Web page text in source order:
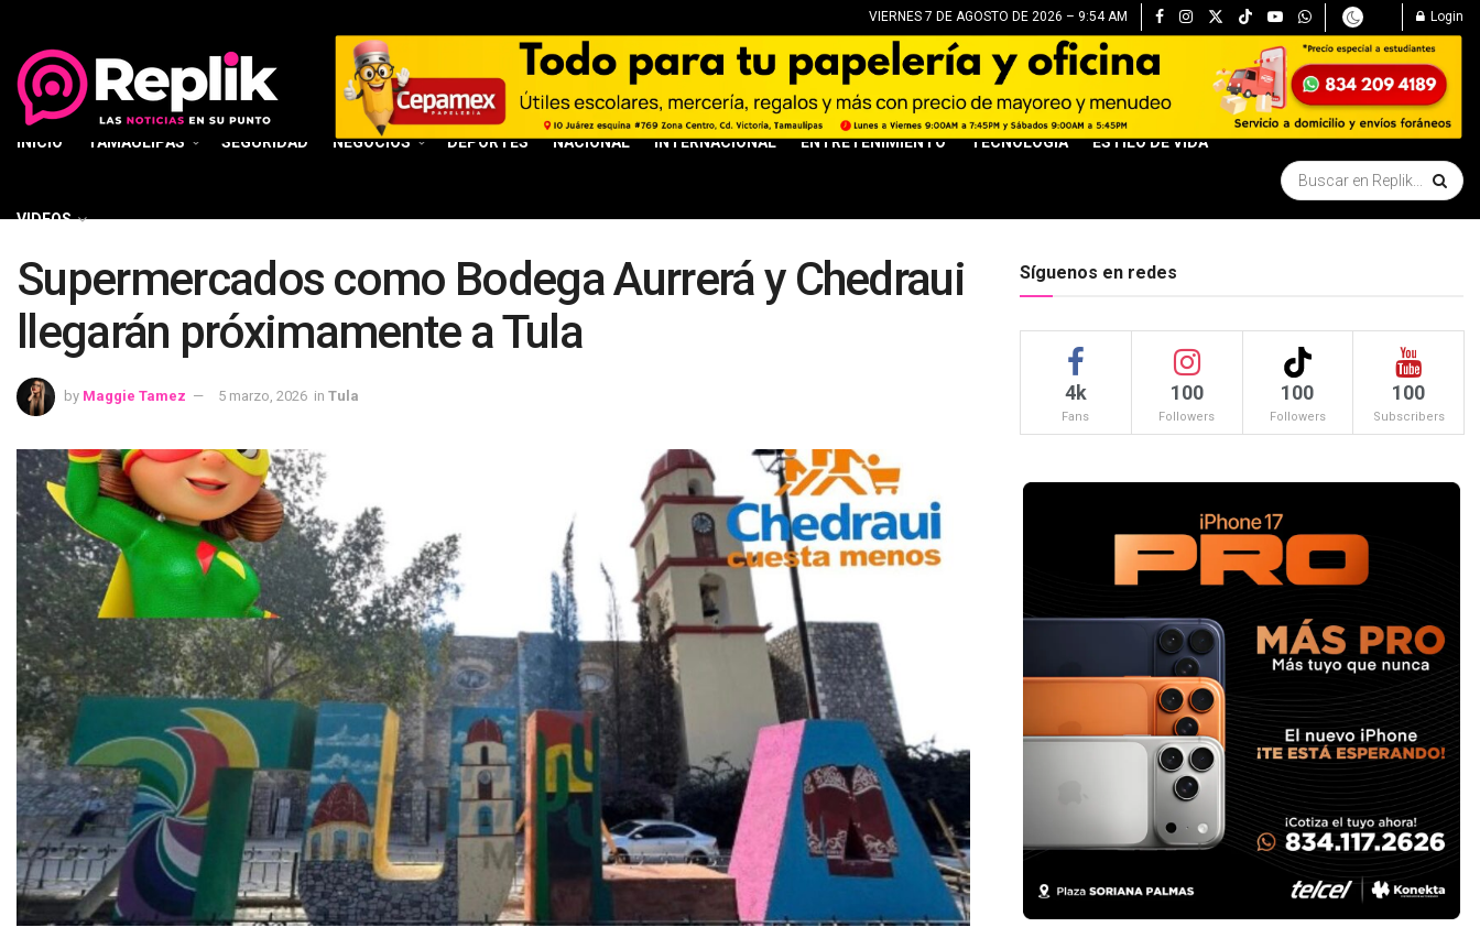
VIERNES 7 DE AGOSTO DE 2026 – 9:54 AM Login
INICIO TAMAULIPAS SEGURIDAD NEGOCIOS DEPORTES NACIONAL INTERNACIONAL ENTRETENIMIENTO TECNOLOGÍA ESTILO DE VIDA
VIDEOS
Supermercados como Bodega Aurrerá y Chedraui
llegarán próximamente a Tula
by Maggie Tamez 5 marzo, 2026 in Tula
Síguenos en redes
4k
Fans
100
Followers
100
Followers
100
Subscribers